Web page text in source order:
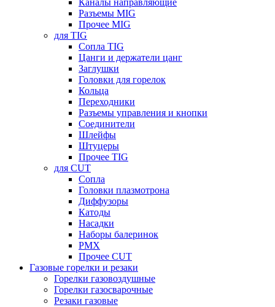
Каналы направляющие
Разъемы MIG
Прочее MIG
для TIG
Сопла TIG
Цанги и держатели цанг
Заглушки
Головки для горелок
Кольца
Переходники
Разъемы управления и кнопки
Соединители
Шлейфы
Штуцеры
Прочее TIG
для CUT
Сопла
Головки плазмотрона
Диффузоры
Катоды
Насадки
Наборы балеринок
PMX
Прочее CUT
Газовые горелки и резаки
Горелки газовоздушные
Горелки газосварочные
Резаки газовые